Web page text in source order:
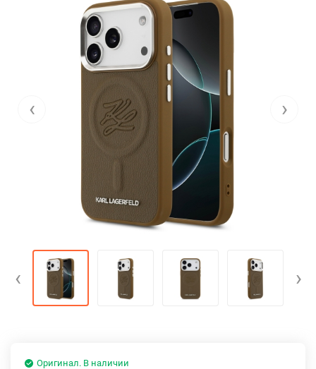
‹ ›
‹ ›
Оригинал. В наличии